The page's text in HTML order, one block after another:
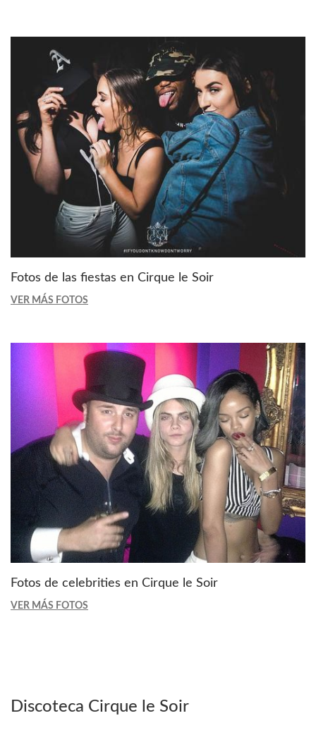
Fotos de las fiestas en Cirque le Soir
VER MÁS FOTOS
Fotos de celebrities en Cirque le Soir
VER MÁS FOTOS
Discoteca Cirque le Soir